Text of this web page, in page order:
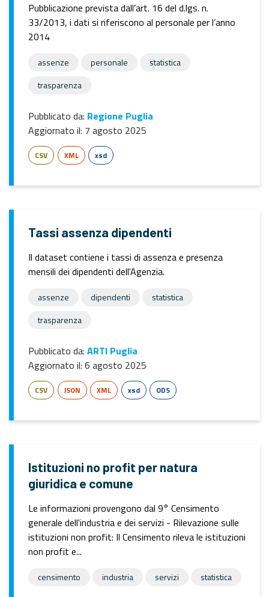
Pubblicazione prevista dall’art. 16 del d.lgs. n.
33/2013, i dati si riferiscono al personale per l’anno
2014
assenze personale
statistica
trasparenza
Pubblicato da: Regione Puglia
Aggiornato il: 7 agosto 2025
CSV XML xsd
Tassi assenza dipendenti
Il dataset contiene i tassi di assenza e presenza
mensili dei dipendenti dell'Agenzia.
assenze dipendenti
statistica
trasparenza
Pubblicato da: ARTI Puglia
Aggiornato il: 6 agosto 2025
CSV JSON XML xsd ODS
Istituzioni no profit per natura
giuridica e comune
Le informazioni provengono dal 9° Censimento
generale dell'industria e dei servizi - Rilevazione sulle
istituzioni non profit: Il Censimento rileva le istituzioni
non profit e...
censimento industria servizi statistica